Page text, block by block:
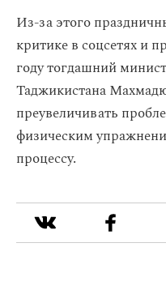
Из-за этого
критике в соцсетях и
году тогдашний
Таджикистана
преувеличивать
физическим
процессу.